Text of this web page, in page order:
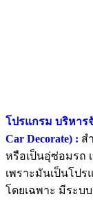
โปรแกรม บริหาร
Car Decorate) : ส
หรือเป็นอุ่ซ่อมรถ
เพราะมันเป็นโป
โดยเฉพาะ มีระบ